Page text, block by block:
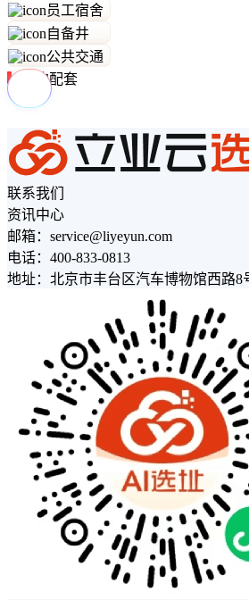
员工宿舍
自备井
公共交通
周边配套
联系我们
资讯中心
邮箱：service@liyeyun.com
电话：400-833-0813
地址：北京市丰台区汽车博物馆西路8